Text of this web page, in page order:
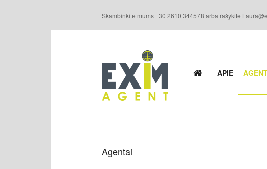
Skambinkite mums +30 2610 344578 arba rašykite
APIE
Agentai